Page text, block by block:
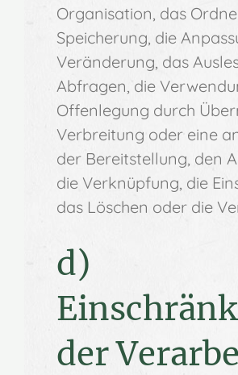
Organisation, das
Speicherung, die
Veränderung, das
Abfragen, die
Offenlegung durch
Verbreitung oder eine
der Bereitstellung, den
die Verknüpfung, die
das Löschen oder die
d)
der